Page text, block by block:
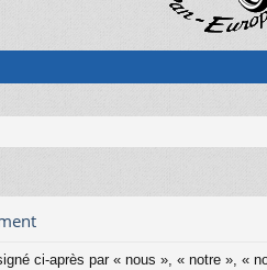
ci-après par « nous », « notre », «